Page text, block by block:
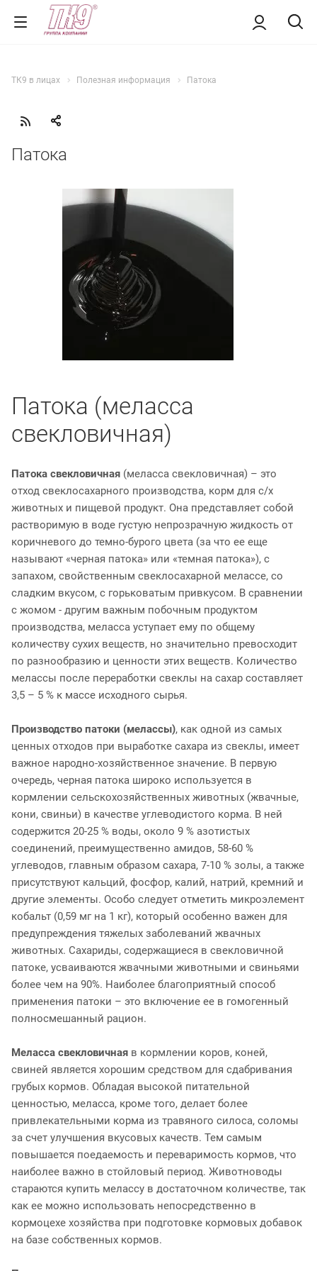
ТК9 в лицах Полезная информация Патока
Патока
Патока (меласса
свекловичная)
Патока свекловичная (меласса свекловичная) – это
отход свеклосахарного производства, корм для с/х
животных и пищевой продукт. Она представляет собой
растворимую в воде густую непрозрачную жидкость от
коричневого до темно-бурого цвета (за что ее еще
называют «черная патока» или «темная патока»), с
запахом, свойственным свеклосахарной мелассе, со
сладким вкусом, с горьковатым привкусом. В сравнении
с жомом - другим важным побочным продуктом
производства, меласса уступает ему по общему
количеству сухих веществ, но значительно превосходит
по разнообразию и ценности этих веществ. Количество
мелассы после переработки свеклы на сахар составляет
3,5 – 5 % к массе исходного сырья.
Производство патоки (мелассы), как одной из самых
ценных отходов при выработке сахара из свеклы, имеет
важное народно-хозяйственное значение. В первую
очередь, черная патока широко используется в
кормлении сельскохозяйственных животных (жвачные,
кони, свиньи) в качестве углеводистого корма. В ней
содержится 20-25 % воды, около 9 % азотистых
соединений, преимущественно амидов, 58-60 %
углеводов, главным образом сахара, 7-10 % золы, а также
присутствуют кальций, фосфор, калий, натрий, кремний и
другие элементы. Особо следует отметить микроэлемент
кобальт (0,59 мг на 1 кг), который особенно важен для
предупреждения тяжелых заболеваний жвачных
животных. Сахариды, содержащиеся в свекловичной
патоке, усваиваются жвачными животными и свиньями
более чем на 90%. Наиболее благоприятный способ
применения патоки – это включение ее в гомогенный
полносмешанный рацион.
Меласса свекловичная в кормлении коров, коней,
свиней является хорошим средством для сдабривания
грубых кормов. Обладая высокой питательной
ценностью, меласса, кроме того, делает более
привлекательными корма из травяного силоса, соломы
за счет улучшения вкусовых качеств. Тем самым
повышается поедаемость и переваримость кормов, что
наиболее важно в стойловый период. Животноводы
стараются купить мелассу в достаточном количестве, так
как ее можно использовать непосредственно в
кормоцехе хозяйства при подготовке кормовых добавок
на базе собственных кормов.